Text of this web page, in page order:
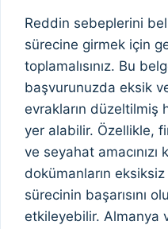
Reddin sebeplerini
sürecine girmek için
toplamalısınız. Bu
başvurunuzda eksik
evrakların düzeltilmiş
yer alabilir. Özellikle,
ve seyahat amacınızı
dokümanların
sürecinin başarısını
etkileyebilir. Almanya